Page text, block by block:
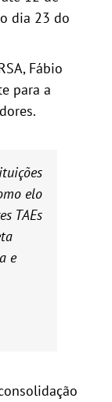
dia 23 do
Fábio
para a
elo
TAEs
e